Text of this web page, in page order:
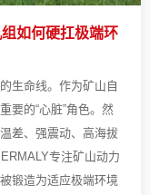
如何硬扛极端环
生命线。作为矿山自
要的“心脏”角色。然
差、强震动、高海拔
专注矿山动力
锻造为适应极端环境